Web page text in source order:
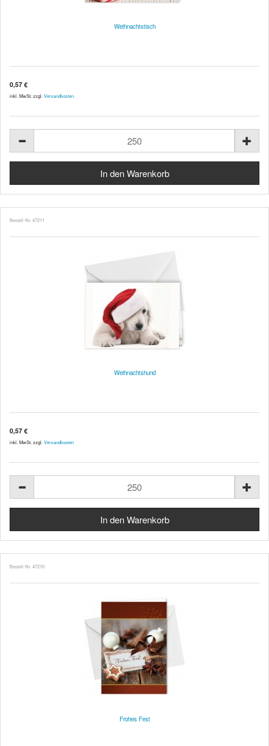
Weihnachtstisch
0,57 €
inkl. MwSt. zzgl. Versandkosten
Bestell-Nr. 47211
Weihnachtshund
0,57 €
inkl. MwSt. zzgl. Versandkosten
Bestell-Nr. 47210
Frohes Fest